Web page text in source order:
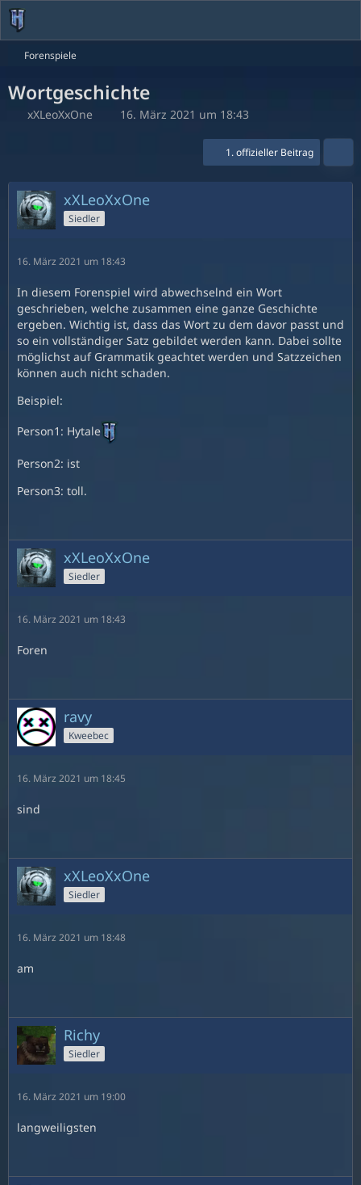
Forenspiele
Wortgeschichte
xXLeoXxOne 16. März 2021 um 18:43
1. offizieller Beitrag
xXLeoXxOne
Siedler
16. März 2021 um 18:43
In diesem Forenspiel wird abwechselnd ein Wort
geschrieben, welche zusammen eine ganze Geschichte
ergeben. Wichtig ist, dass das Wort zu dem davor passt und
so ein vollständiger Satz gebildet werden kann. Dabei sollte
möglichst auf Grammatik geachtet werden und Satzzeichen
können auch nicht schaden.
Beispiel:
Person1: Hytale
Person2: ist
Person3: toll.
xXLeoXxOne
Siedler
16. März 2021 um 18:43
Foren
ravy
Kweebec
16. März 2021 um 18:45
sind
xXLeoXxOne
Siedler
16. März 2021 um 18:48
am
Richy
Siedler
16. März 2021 um 19:00
langweiligsten